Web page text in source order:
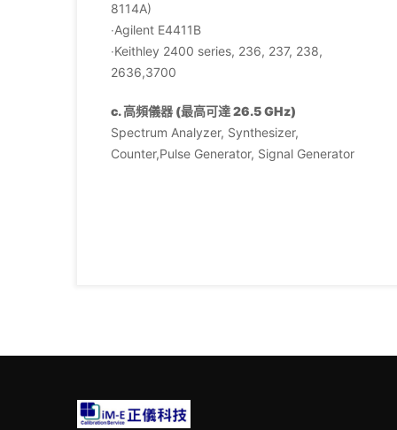
8114A)
‧Agilent E4411B
‧Keithley 2400 series, 236, 237, 238,
2636,3700
c. 高頻儀器 (最高可達 26.5 GHz)
Spectrum Analyzer, Synthesizer,
Counter,Pulse Generator, Signal Generator